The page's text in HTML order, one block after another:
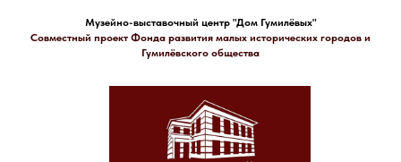
Музейно-выставочный центр "Дом Гумилёвых"
Совместный проект Фонда развития малых исторических городов и
Гумилёвского общества